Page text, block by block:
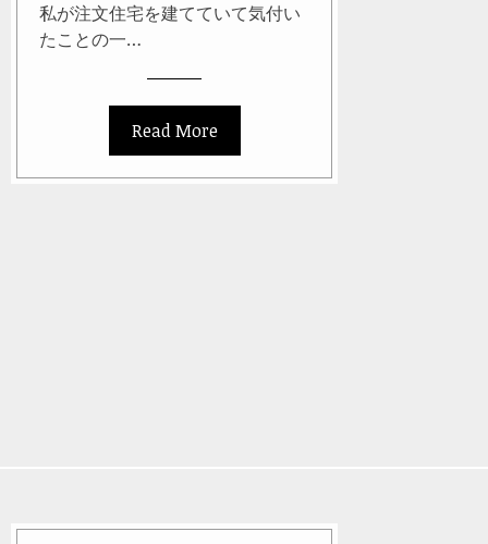
私が注文住宅を建てていて気付い
たことの一…
Read More